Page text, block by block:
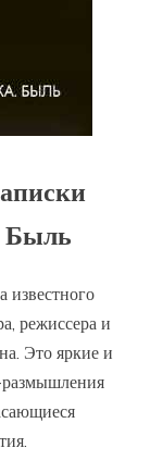
Быль
известного
режиссера и
Это яркие и